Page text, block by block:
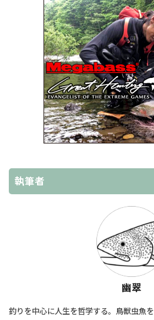
執筆者
幽翠
釣りを中心に人生を哲学する。鳥獣虫魚